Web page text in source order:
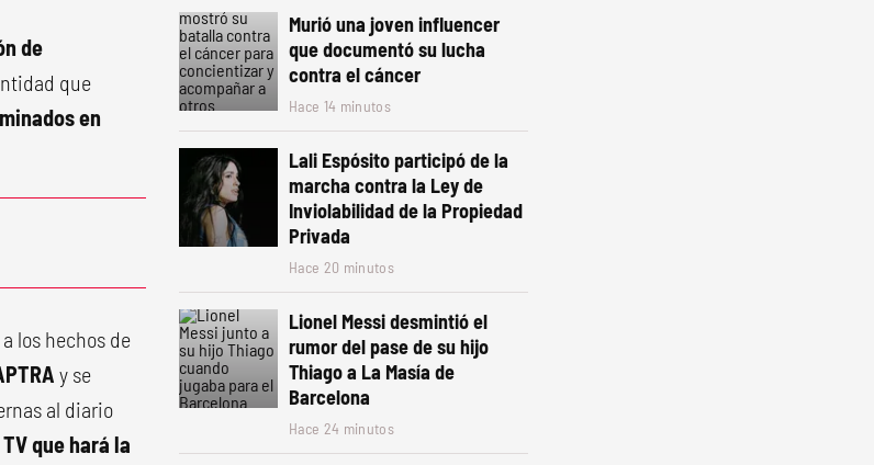
de
que
en
los hechos de
y se
al diario
que hará la
Murió una joven influencer
que documentó su lucha
contra el cáncer
Hace 14 minutos
Lali Espósito participó de la
marcha contra la Ley de
Inviolabilidad de la Propiedad
Privada
Hace 20 minutos
Lionel Messi desmintió el
rumor del pase de su hijo
Thiago a La Masía de
Barcelona
Hace 24 minutos